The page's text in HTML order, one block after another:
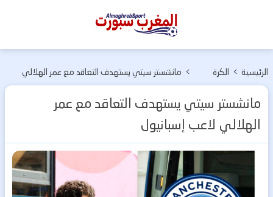
المغرب
الرئيسية > الكرة
> مانشستر سيتي يستهدف التعاقد مع عمر الهلالي
مانشستر سيتي يستهدف التعاقد مع عمر
الهلالي لاعب إسبانيول